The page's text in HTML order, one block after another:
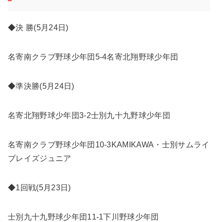
◆決 勝(5月24日)
名寄南クラブ野球少年団5-4名寄北翔野球少年団
◆準決勝(5月24日)
名寄北翔野球少年団3-2士別九十九野球少年団
名寄南クラブ野球少年団10-3KAMIKAWA・士別サムライ
ブレイズジュニア
◆1回戦(5月23日)
士別九十九野球少年団11-1下川野球少年団